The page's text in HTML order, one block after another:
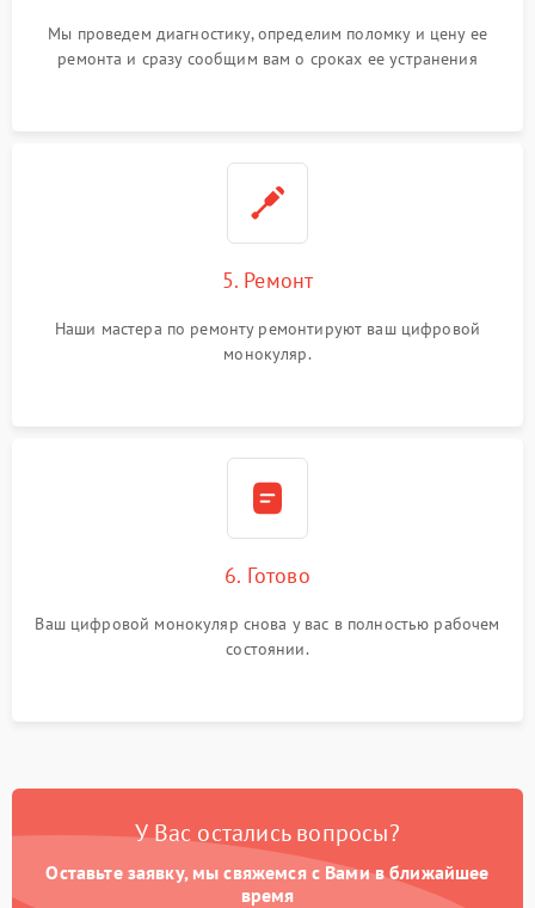
Мы проведем диагностику, определим поломку и цену ее
ремонта и сразу сообщим вам о сроках ее устранения
5. Ремонт
Наши мастера по ремонту ремонтируют ваш цифровой
монокуляр.
6. Готово
Ваш цифровой монокуляр снова у вас в полностью рабочем
состоянии.
У Вас остались вопросы?
Оставьте заявку, мы свяжемся с Вами в ближайшее
время